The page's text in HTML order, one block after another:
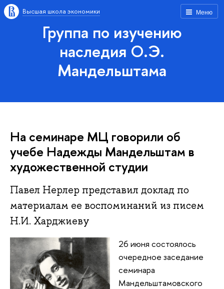
Меню
Высшая школа экономики
Группа по изучению
наследия О.Э.
Мандельштама
На семинаре МЦ говорили об
учебе Надежды Мандельштам в
художественной студии
Павел Нерлер представил доклад по
материалам ее воспоминаний из писем
Н.И. Харджиеву
26 июня состоялось
очередное заседание
семинара
Мандельштамовского